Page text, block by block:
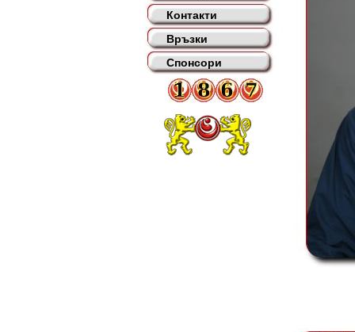
Контакти
Връзки
Спонсори